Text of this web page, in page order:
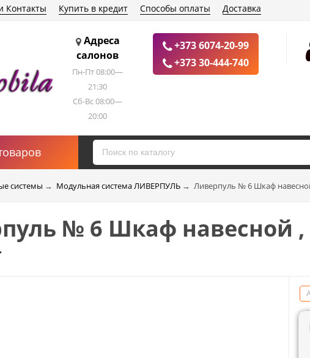
Контакты Купить в кредит Способы оплаты Доставка
Адреса
салонов
Пн-Пт 08:00—
21:30
Сб-Вс 08:00—
20:00
+373 6074-20-99
+373 30-444-740
системы → Модульная система ЛИВЕРПУЛЬ → Ливерпуль № 6 Шкаф
№ 6 Шкаф навесной ,